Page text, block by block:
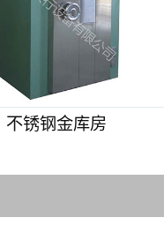
不锈钢金库房